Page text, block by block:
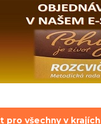
pro všechny v krajích